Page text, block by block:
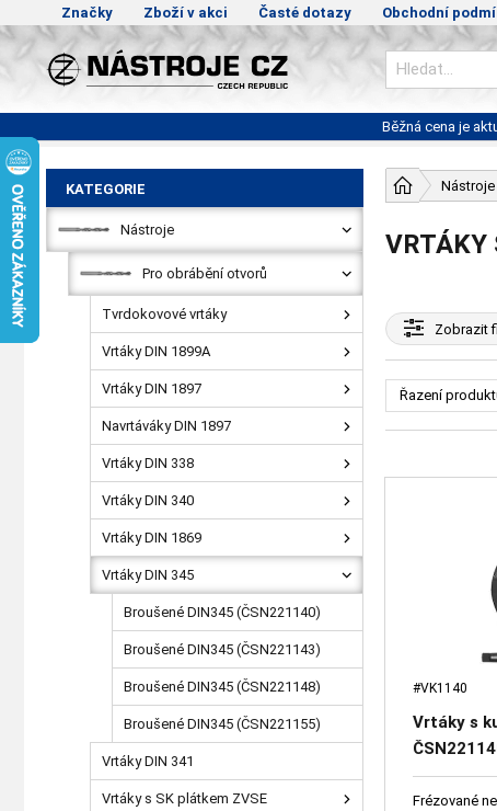
Značky Zboží v akci Časté dotazy Obchodní
Běžná cena je
Nástroje
VRTÁKY
Zobrazit
Řazení
#VK1140
Vrtáky s
Frézované
KATEGORIE
Nástroje
Pro obrábění otvorů
Tvrdokovové vrtáky
Vrtáky DIN 1899A
Vrtáky DIN 1897
Navrtáváky DIN 1897
Vrtáky DIN 338
Vrtáky DIN 340
Vrtáky DIN 1869
Vrtáky DIN 345
Broušené DIN345 (ČSN221140)
Broušené DIN345 (ČSN221143)
Broušené DIN345 (ČSN221148)
Broušené DIN345 (ČSN221155)
Vrtáky DIN 341
Vrtáky s SK plátkem ZVSE